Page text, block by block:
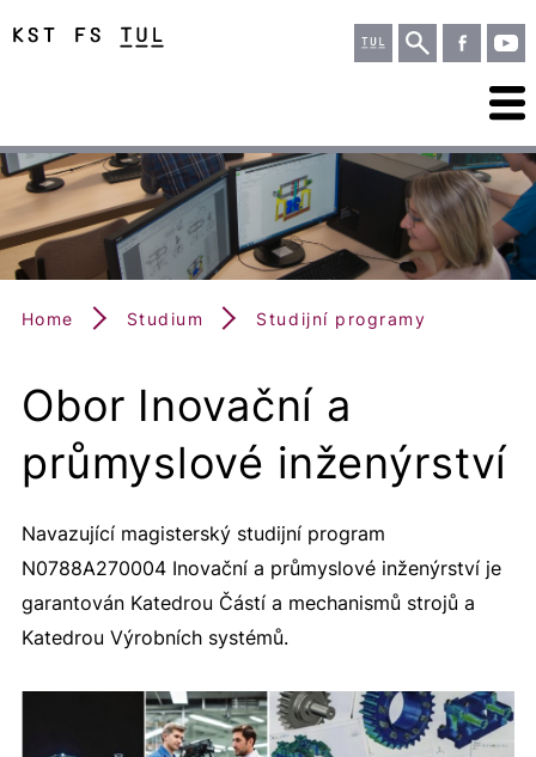
Home Studium Studijní programy
Obor Inovační a
průmyslové inženýrství
Navazující magisterský studijní program
N0788A270004 Inovační a průmyslové inženýrství je
garantován Katedrou Částí a mechanismů strojů a
Katedrou Výrobních systémů.